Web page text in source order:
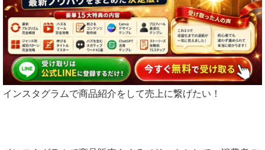
インスタグラムで商品紹介をして売上に繋げたい！